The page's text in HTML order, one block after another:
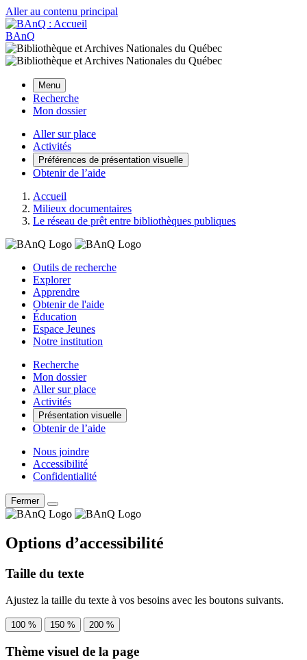
Aller au contenu principal
BAnQ
Menu
Recherche
Mon dossier
Aller sur place
Activités
Préférences de présentation visuelle
Obtenir de l’aide
Accueil
Milieux documentaires
Le réseau de prêt entre bibliothèques publiques
Outils de recherche
Explorer
Apprendre
Obtenir de l'aide
Éducation
Espace Jeunes
Notre institution
Recherche
Mon dossier
Aller sur place
Activités
Présentation visuelle
Obtenir de l’aide
Nous joindre
Accessibilité
Confidentialité
Fermer
Options d’accessibilité
Taille du texte
Ajustez la taille du texte à vos besoins avec les boutons suivants.
100 % 150 % 200 %
Thème visuel de la page